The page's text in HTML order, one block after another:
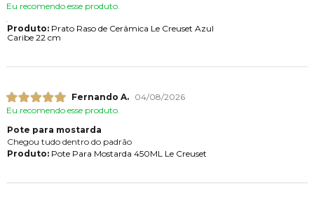
Eu recomendo esse produto.
Produto:Prato Raso de Cerâmica Le Creuset Azul
Caribe 22 cm
Fernando A.
04/08/2026
Eu recomendo esse produto.
Pote para mostarda
Chegou tudo dentro do padrão
Produto:Pote Para Mostarda 450ML Le Creuset